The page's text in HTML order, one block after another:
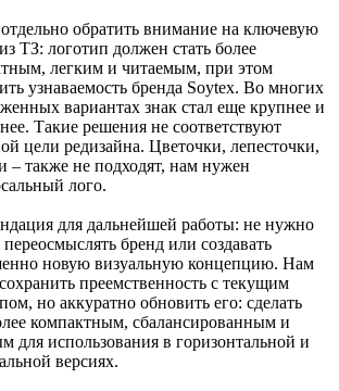
обратить внимание на ключевую
ТЗ: логотип должен стать более
легким и читаемым, при этом
узнаваемость бренда Soytex. Во многих
вариантах знак стал еще крупнее и
Такие решения не соответствуют
цели редизайна. Цветочки, лепесточки,
– также не подходят, нам нужен
лого.
для дальнейшей работы: не нужно
бренд или создавать
новую визуальную концепцию. Нам
преемственность с текущим
но аккуратно обновить его: сделать
компактным, сбалансированным и
для использования в горизонтальной и
версиях.